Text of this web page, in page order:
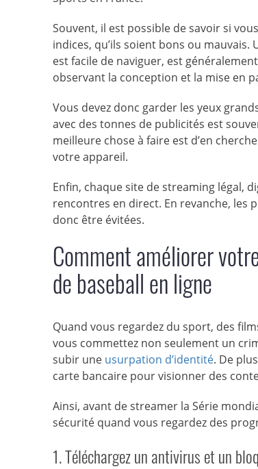
Souvent, il est possible de savoir si
indices, qu’ils soient bons ou
est facile de naviguer, est
observant la conception et la mise en
Vous devez donc garder les yeux
avec des tonnes de publicités est
meilleure chose à faire est d’en
votre appareil.
Enfin, chaque site de streaming légal,
rencontres en direct. En revanche,
donc être évitées.
Comment améliorer
de baseball en ligne
Quand vous regardez du sport, des
vous commettez non seulement un
subir une usurpation d’identité. De
carte bancaire pour visionner des
Ainsi, avant de streamer la Série
sécurité quand vous regardez des
1. Téléchargez un antivirus et un